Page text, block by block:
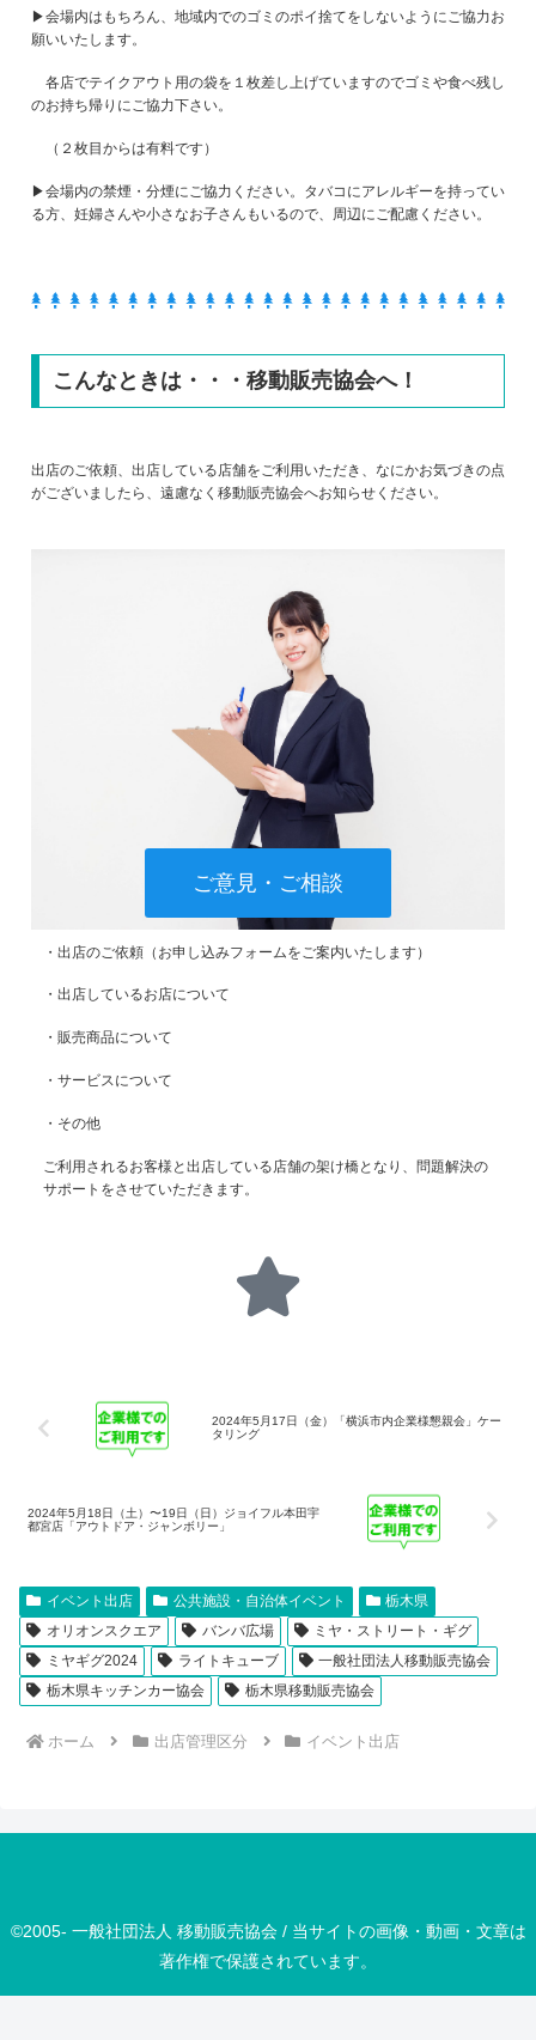
▶会場内はもちろん、地域内でのゴミのポイ捨てをしないようにご協力お
願いいたします。
各店でテイクアウト用の袋を１枚差し上げていますのでゴミや食べ残し
のお持ち帰りにご協力下さい。
（２枚目からは有料です）
▶会場内の禁煙・分煙にご協力ください。タバコにアレルギーを持ってい
る方、妊婦さんや小さなお子さんもいるので、周辺にご配慮ください。
こんなときは・・・移動販売協会へ！
出店のご依頼、出店している店舗をご利用いただき、なにかお気づきの点
がございましたら、遠慮なく移動販売協会へお知らせください。
ご意見・ご相談
・出店のご依頼（お申し込みフォームをご案内いたします）
・出店しているお店について
・販売商品について
・サービスについて
・その他
ご利用されるお客様と出店している店舗の架け橋となり、問題解決の
サポートをさせていただきます。
2024年5月17日（金）「横浜市内企業様懇親会」ケー
タリング
2024年5月18日（土）〜19日（日）ジョイフル本田宇
都宮店「アウトドア・ジャンボリー」
イベント出店 公共施設・自治体イベント
栃木県
オリオンスクエア
バンバ広場
ミヤ・ストリート・ギグ
ミヤギグ2024
ライトキューブ
一般社団法人移動販売協会
栃木県キッチンカー協会
栃木県移動販売協会
ホーム 出店管理区分 イベント出店
©2005- 一般社団法人 移動販売協会 / 当サイトの画像・動画・文章は
著作権で保護されています。